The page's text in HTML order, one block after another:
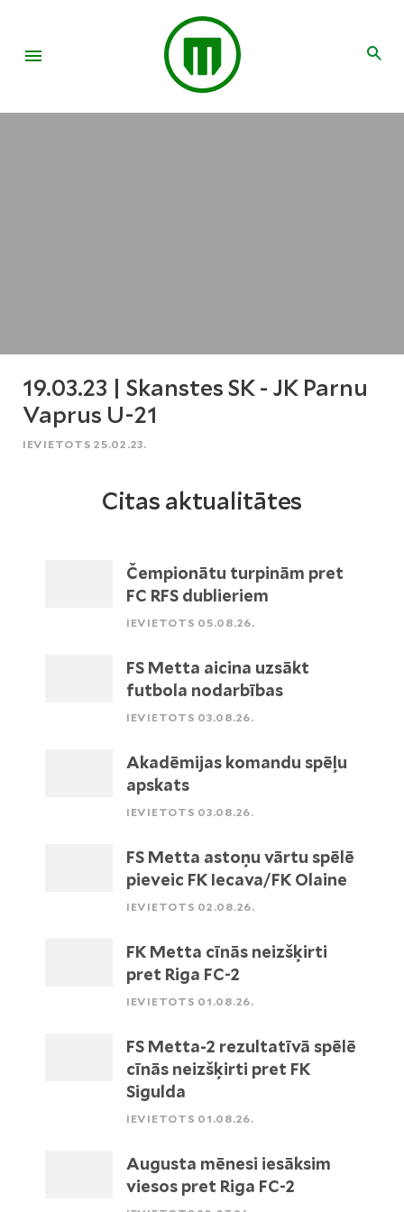
19.03.23 | Skanstes SK - JK Parnu
Vaprus U-21
IEVIETOTS 25.02.23.
Citas aktualitātes
Čempionātu turpinām pret
FC RFS dublieriem
IEVIETOTS 05.08.26.
FS Metta aicina uzsākt
futbola nodarbības
IEVIETOTS 03.08.26.
Akadēmijas komandu spēļu
apskats
IEVIETOTS 03.08.26.
FS Metta astoņu vārtu spēlē
pieveic FK Iecava/FK Olaine
IEVIETOTS 02.08.26.
FK Metta cīnās neizšķirti
pret Riga FC-2
IEVIETOTS 01.08.26.
FS Metta-2 rezultatīvā spēlē
cīnās neizšķirti pret FK
Sigulda
IEVIETOTS 01.08.26.
Augusta mēnesi iesāksim
viesos pret Riga FC-2